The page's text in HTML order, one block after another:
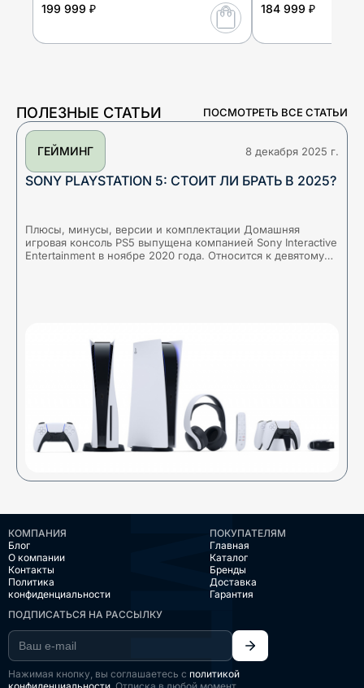
199 999 ₽ 184 999 ₽
ПОЛЕЗНЫЕ СТАТЬИ ПОСМОТРЕТЬ ВСЕ СТАТЬИ
ГЕЙМИНГ 8 декабря 2025 г.
SONY PLAYSTATION 5: СТОИТ ЛИ БРАТЬ В 2025?
Плюсы, минусы, версии и комплектации Домашняя
игровая консоль PS5 выпущена компанией Sony Interactive
Entertainment в ноябре 2020 года. Относится к девятому
КОМПАНИЯ
Блог
О компании
Контакты
Политика
конфиденциальности
ПОКУПАТЕЛЯМ
Главная
Каталог
Бренды
Доставка
Гарантия
ПОДПИСАТЬСЯ НА РАССЫЛКУ
Нажимая кнопку, вы соглашаетесь с политикой